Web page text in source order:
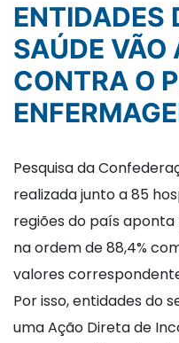
ENTIDADES DO SETOR DE
SAÚDE VÃO
CONTRA O
Pesquisa da
realizada junto a 85
regiões do país
na ordem de 88,4%
valores
Por isso, entidades do
uma Ação Direta de